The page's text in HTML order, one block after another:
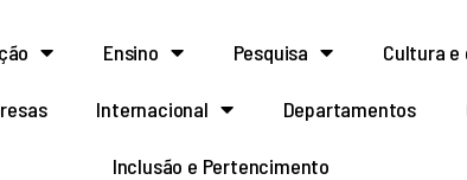
Ensino Pesquisa Cultura e
Internacional Departamentos
Inclusão e Pertencimento